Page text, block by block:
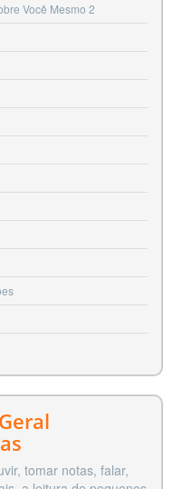
Você Mesmo 2
tomar notas, falar,